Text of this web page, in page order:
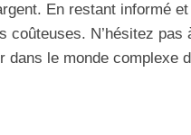
En restant informé
N’hésitez pas
le monde complexe